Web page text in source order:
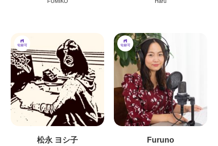
松永 ヨシ子 Furuno